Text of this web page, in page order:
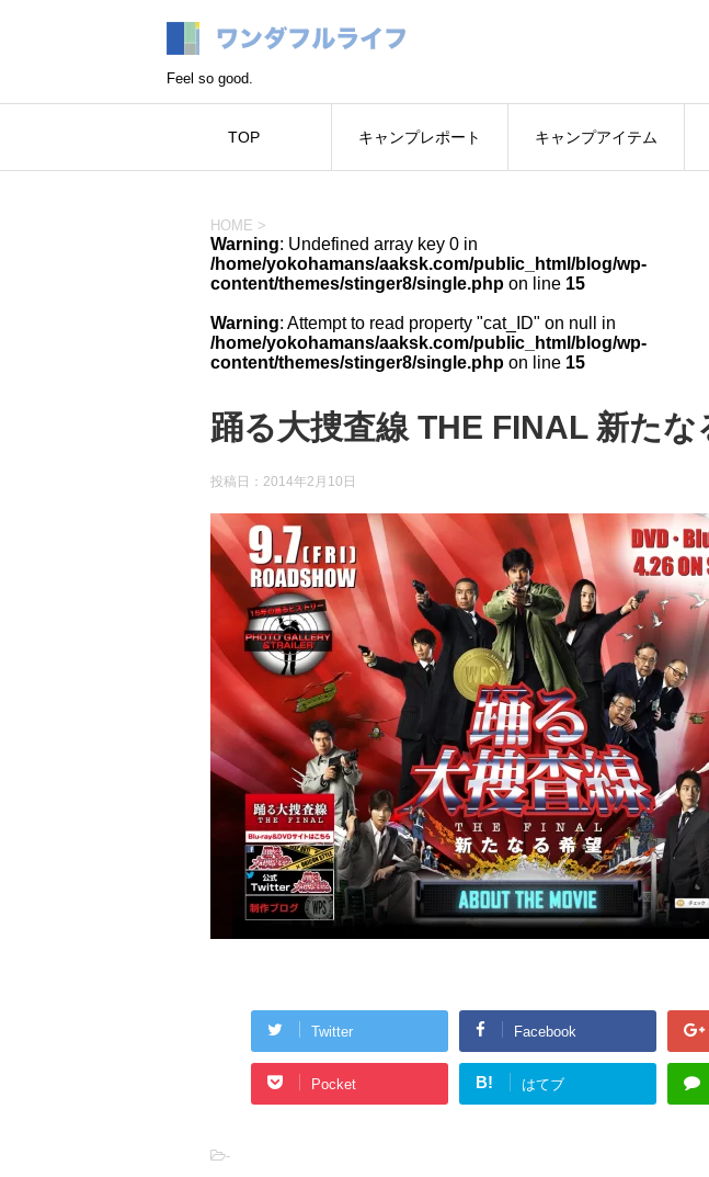
Feel so good.
TOP キャンプレポート キャンプアイテム
HOME >
Warning: Undefined array key 0 in
/home/yokohamans/aaksk.com/public_html/blog/wp-
content/themes/stinger8/single.php on line 15
Warning: Attempt to read property "cat_ID" on null in
/home/yokohamans/aaksk.com/public_html/blog/wp-
content/themes/stinger8/single.php on line 15
踊る大捜査線 THE FINAL 新たな
投稿日： 2014年2月10日
Twitter Facebook
Pocket B! はてブ
-